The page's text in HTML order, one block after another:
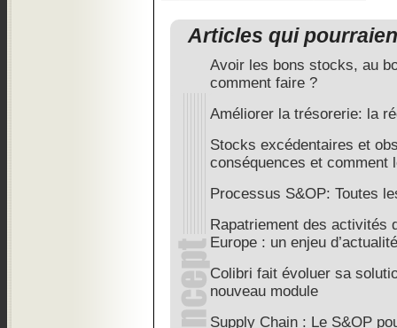
Articles qui
Avoir les bons stocks, au
comment faire ?
Améliorer la trésorerie: la
Stocks excédentaires et
conséquences et comment
Processus S&OP: Toutes
Rapatriement des activités
Europe : un enjeu
Colibri fait évoluer sa
nouveau module
Supply Chain : Le S&OP